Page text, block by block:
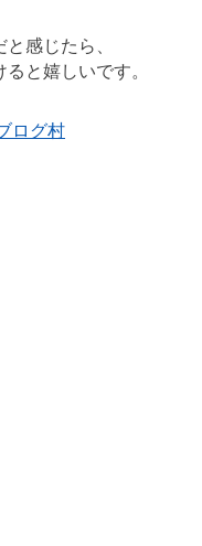
感じたら、
と嬉しいです。
ログ村